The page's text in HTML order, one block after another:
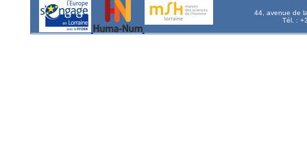
44, avenue de
Tél. :